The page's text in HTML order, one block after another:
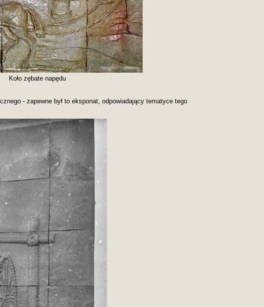
Koło zębate napędu
- zapewne był to eksponat, odpowiadający tematyce tego